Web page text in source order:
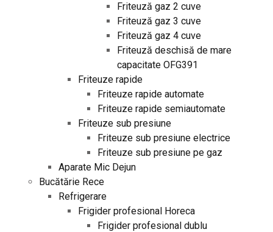
Friteuză gaz 2 cuve
Friteuză gaz 3 cuve
Friteuză gaz 4 cuve
Friteuză deschisă de mare
capacitate OFG391
Friteuze rapide
Friteuze rapide automate
Friteuze rapide semiautomate
Friteuze sub presiune
Friteuze sub presiune electrice
Friteuze sub presiune pe gaz
Aparate Mic Dejun
Bucătărie Rece
Refrigerare
Frigider profesional Horeca
Frigider profesional dublu